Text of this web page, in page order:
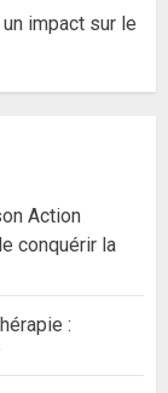
impact sur le
Action
conquérir la
: